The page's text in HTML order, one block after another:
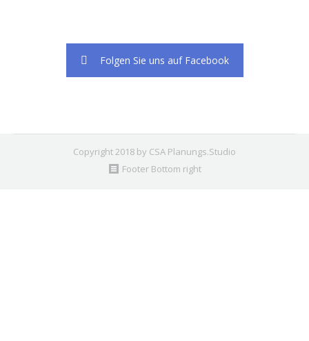
Folgen Sie uns auf Facebook
Copyright 2018 by CSA Planungs.Studio
Footer Bottom right